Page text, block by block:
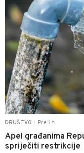
DRUŠTVO Pre 1 h
Apel građanima
spriječiti restrikcije